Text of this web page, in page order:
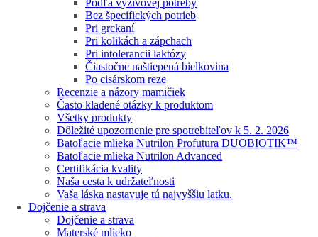
Bez špecifických potrieb
Pri grckaní
Pri kolikách a zápchach
Pri intolerancii laktózy
Čiastočne naštiepená bielkovina
Po cisárskom reze
Recenzie a názory mamičiek
Často kladené otázky k produktom
Všetky produkty
Dôležité upozornenie pre spotrebiteľov k 5. 2. 2026
Batoľacie mlieka Nutrilon Profutura DUOBIOTIK™
Batoľacie mlieka Nutrilon Advanced
Certifikácia kvality
Naša cesta k udržateľnosti
Vaša láska nastavuje tú najvyššiu latku.
Dojčenie a strava
Dojčenie a strava
Materské mlieko